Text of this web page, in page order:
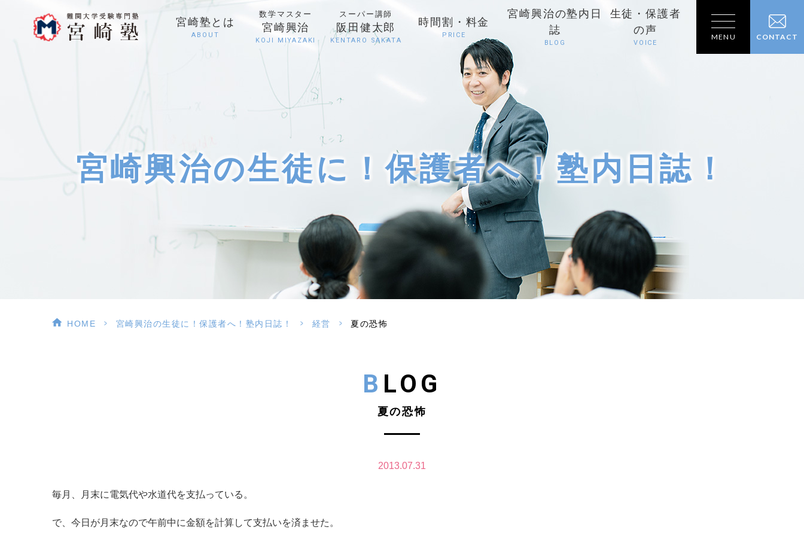
宮崎塾とは
ABOUT
数学マスター
宮崎興治
KOJI MIYAZAKI
スーパー講師
阪田健太郎
KENTARO SAKATA
時間割・料金
PRICE
宮崎興治の塾内日
誌
BLOG
生徒・保護者
の声
VOICE
MENU CONTACT
宮崎興治の生徒に！保護者へ！塾内日誌！
HOME > 宮崎興治の生徒に！保護者へ！塾内日誌！ > 経営 > 夏の恐怖
BLOG
夏の恐怖
2013.07.31
毎月、月末に電気代や水道代を支払っている。
で、今日が月末なので午前中に金額を計算して支払いを済ませた。